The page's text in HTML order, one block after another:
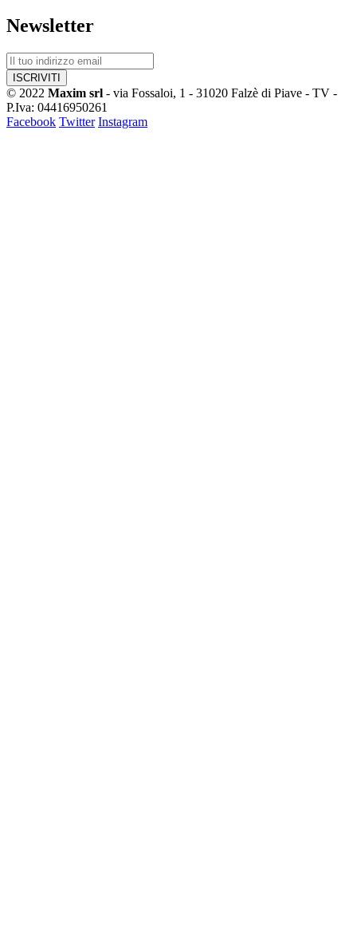
Newsletter
© 2022 Maxim srl - via Fossaloi, 1 - 31020 Falzè di Piave - TV -
P.Iva: 04416950261
Facebook Twitter Instagram